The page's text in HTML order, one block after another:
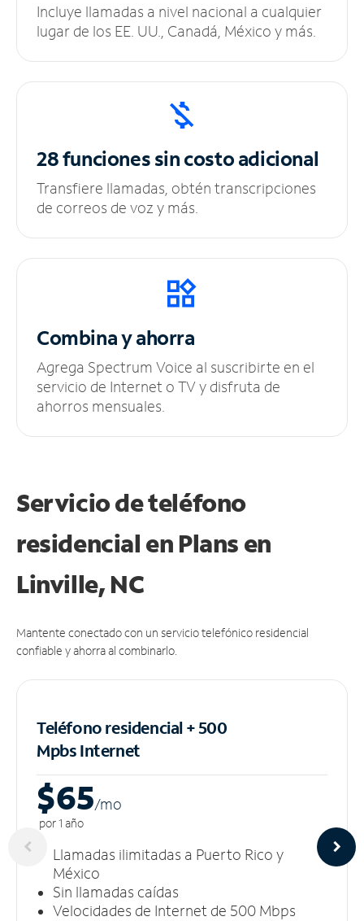
Incluye llamadas a nivel nacional a cualquier
lugar de los EE. UU., Canadá, México y más.
28 funciones sincosto adicional
Transfiere llamadas, obtén transcripciones
de correos de voz y más.
Combina y ahorra
Agrega Spectrum Voice al suscribirte en el
servicio de Internet o TV y disfruta de
ahorros mensuales.
Servicio de teléfono
residencial en Plans en
Linville, NC
Mantente conectado con un servicio telefónico residencial
confiable y ahorra al combinarlo.
Teléfono residencial + 500
MpbsInternet
$65/mo
por 1 año
Llamadas ilimitadas a Puerto Rico y
México
Sin llamadas caídas
Velocidades de Internet de 500 Mbps